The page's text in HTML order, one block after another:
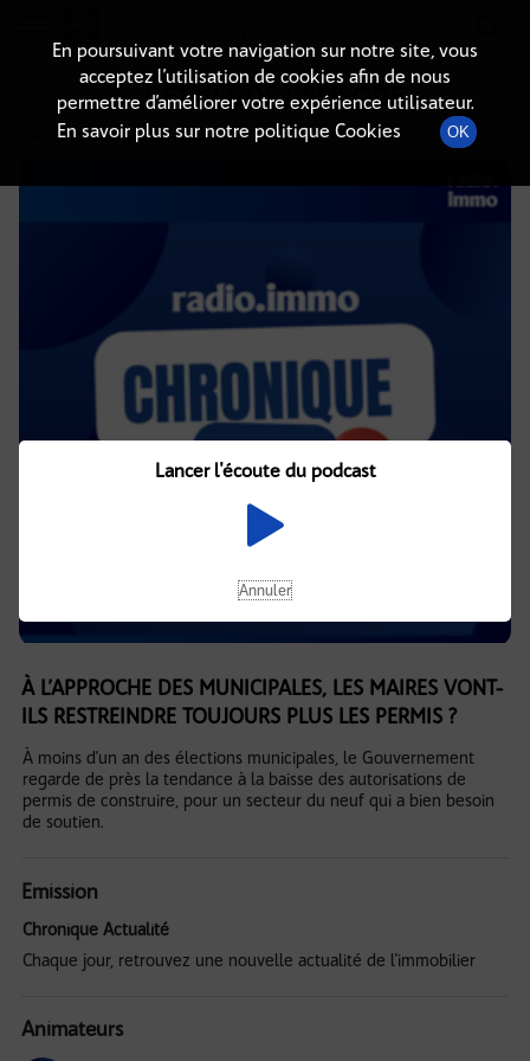
DÉTAILS DE L'ÉPISODE
6 mai 2025à 4h02, durée : 2 minutes
À L’APPROCHE DES MUNICIPALES, LES MAIRES VONT-
ILS RESTREINDRE TOUJOURS PLUS LES PERMIS ?
À moins d’un an des élections municipales, le Gouvernement
regarde de près la tendance à la baisse des autorisations de
permis de construire, pour un secteur du neuf qui a bien besoin
de soutien.
Emission
Chronique Actualité
Chaque jour, retrouvez une nouvelle actualité de l'immobilier
Animateurs
En poursuivant votre navigation sur notre site, vous
acceptez l’utilisation de cookies afin de nous
permettre d’améliorer votre expérience utilisateur.
En savoir plus sur notre politique Cookies
OK
Lancer l'écoute du podcast
Annuler